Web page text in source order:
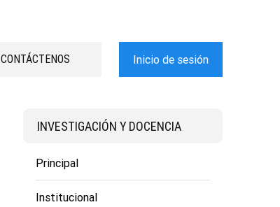
CONTÁCTENOS Inicio de sesión
INVESTIGACIÓN Y DOCENCIA
Principal
Institucional